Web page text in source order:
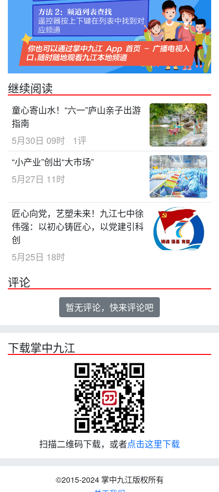
继续阅读
童心寄山水！“六一”庐山亲子出游
指南
5月30日 09时
1评
“小产业”创出“大市场”
5月27日 11时
匠心向党，艺塑未来！九江七中徐
伟强：以初心铸匠心，以党建引科
创
5月25日 18时
评论
暂无评论，快来评论吧
下载掌中九江
扫描二维码下载，或者点击这里下载
©2015-2024 掌中九江版权所有